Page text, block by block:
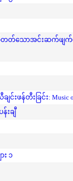
တ်သောအင်းဆက်ဖျက်ပို
ဖန်တီးခြင်း: Music
းချီ
း ၁